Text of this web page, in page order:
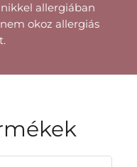
allergiában
okoz allergiás